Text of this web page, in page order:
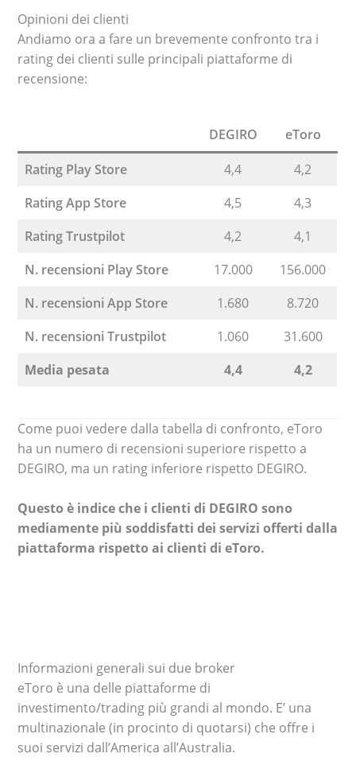
Opinioni dei clienti
Andiamo ora a fare un brevemente confronto tra i
rating dei clienti sulle principali piattaforme di
recensione:
DEGIRO
eToro
Rating Play Store
4,4
4,2
Rating App Store
4,5
4,3
Rating Trustpilot
4,2
4,1
N. recensioni Play Store
17.000
156.000
N. recensioni App Store
1.680
8.720
N. recensioni Trustpilot
1.060
31.600
Media pesata
4,4 4,2
Come puoi vedere dalla tabella di confronto, eToro
ha un numero di recensioni superiore rispetto a
DEGIRO, ma un rating inferiore rispetto DEGIRO.
Questo è indice che i clienti di DEGIRO sono
mediamente più soddisfatti dei servizi offerti dalla
piattaforma rispetto ai clienti di eToro.
Informazioni generali sui due broker
eToro è una delle piattaforme di
investimento/trading più grandi al mondo. E’ una
multinazionale (in procinto di quotarsi) che offre i
suoi servizi dall’America all’Australia.